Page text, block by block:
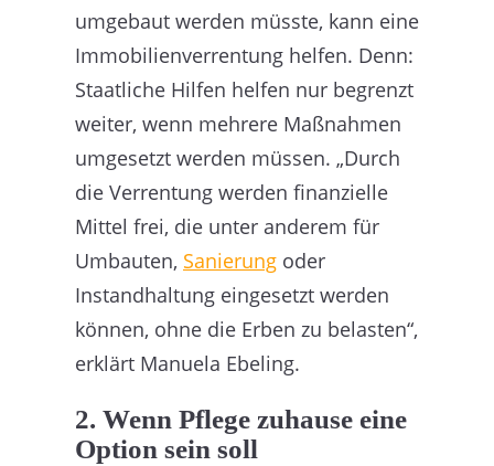
umgebaut werden müsste, kann eine
Immobilienverrentung helfen. Denn:
Staatliche Hilfen helfen nur begrenzt
weiter, wenn mehrere Maßnahmen
umgesetzt werden müssen. „Durch
die Verrentung werden finanzielle
Mittel frei, die unter anderem für
Umbauten, Sanierung oder
Instandhaltung eingesetzt werden
können, ohne die Erben zu belasten“,
erklärt Manuela Ebeling.
2. Wenn Pflege zuhause eine
Option sein soll